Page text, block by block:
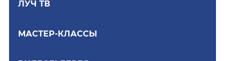
ЛУЧ ТВ
МАСТЕР-КЛАССЫ